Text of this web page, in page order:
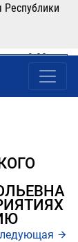
с 9:00 по
КАБИНЕТ